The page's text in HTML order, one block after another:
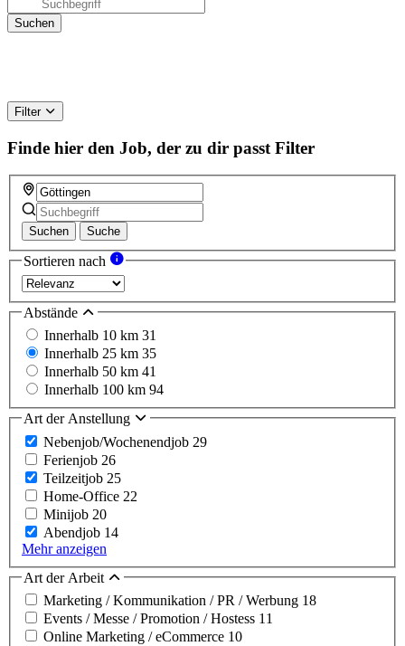
Filter
Finde hier den Job, der zu dir passt Filter
Suchen Suche
Sortieren nach
Abstände
Innerhalb 10 km 31
Innerhalb 25 km 35
Innerhalb 50 km 41
Innerhalb 100 km 94
Art der Anstellung
Nebenjob/Wochenendjob 29
Ferienjob 26
Teilzeitjob 25
Home-Office 22
Minijob 20
Abendjob 14
Mehr anzeigen
Art der Arbeit
Marketing / Kommunikation / PR / Werbung 18
Events / Messe / Promotion / Hostess 11
Online Marketing / eCommerce 10